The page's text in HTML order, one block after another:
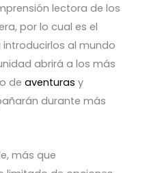
lectora de los
por lo cual es el
al mundo
abrirá a los más
de aventuras y
durante más
más que